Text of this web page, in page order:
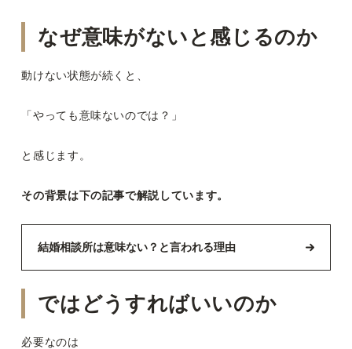
なぜ意味がないと感じるのか
動けない状態が続くと、
「やっても意味ないのでは？」
と感じます。
その背景は下の記事で解説しています。
結婚相談所は意味ない？と言われる理由
ではどうすればいいのか
必要なのは